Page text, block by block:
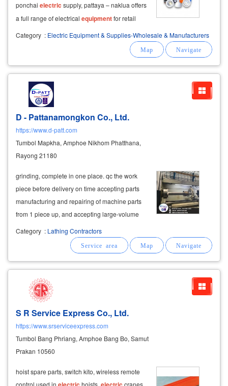
ponchai electric supply, pattaya – naklua offers
a full range of electrical equipmentfor retail
and wholesale, including tools and circuit
Category : Electric Equipment & Supplies-Wholesale & Manufacturers
D - Pattanamongkon Co., Ltd.
https://www.d-patt.com
Tumbol Mapkha, Amphoe Nikhom Phatthana,
Rayong 21180
grinding, complete in one place. qc the work
piece before delivery on time accepting parts
manufacturing and repairing of machine parts
from 1 piece up, and accepting large-volume
costs. produced at a cheaper price spare parts
machine parts industrialequipment
Category : Lathing Contractors
S R Service Express Co., Ltd.
https://www.srserviceexpress.com
Tumbol Bang Phriang, Amphoe Bang Bo, Samut
Prakan 10560
hoist spare parts, switch kito, wireless remote
control used in
hoists,
cranes